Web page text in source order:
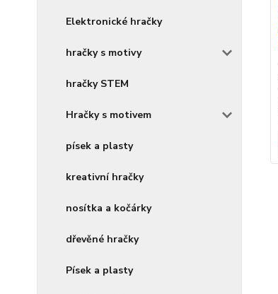
Elektronické hračky
hračky s motivy
hračky STEM
Hračky s motivem
písek a plasty
kreativní hračky
nosítka a kočárky
dřevěné hračky
Písek a plasty